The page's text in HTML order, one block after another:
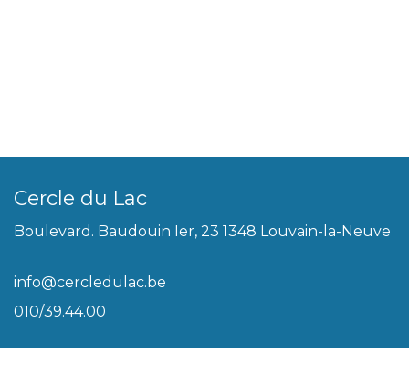
Cercle du Lac
Boulevard. Baudouin Ier, 23 1348 Louvain-la-Neuve
info@cercledulac.be
010/39.44.00